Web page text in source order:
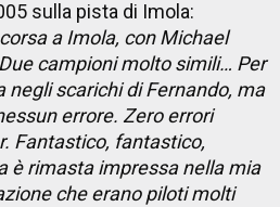
sulla pista di Imola:
a Imola, con Michael
campioni molto simili… Per
negli scarichi di Fernando, ma
errore. Zero errori
Fantastico, fantastico,
è rimasta impressa nella mia
che erano piloti molti